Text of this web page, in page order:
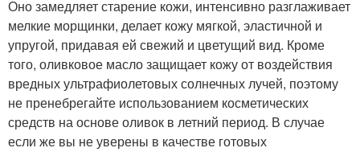
Оно замедляет старение кожи, интенсивно разглаживает
мелкие морщинки, делает кожу мягкой, эластичной и
упругой, придавая ей свежий и цветущий вид. Кроме
того, оливковое масло защищает кожу от воздействия
вредных ультрафиолетовых солнечных лучей, поэтому
не пренебрегайте использованием косметических
средств на основе оливок в летний период. В случае
если же вы не уверены в качестве готовых